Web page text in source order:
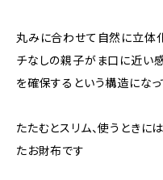
丸みに合わせて自然に立体
チなしの親子がま口に近い
を確保するという構造にな
たたむとスリム、使うときに
たお財布です